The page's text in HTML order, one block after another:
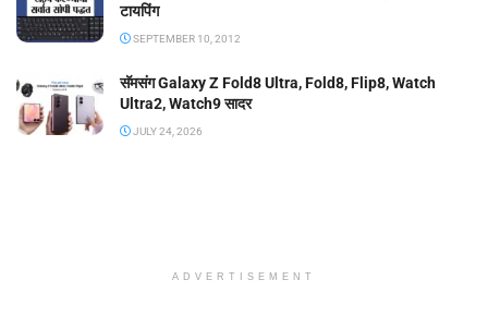
टायपिंग
SEPTEMBER 10, 2012
सॅमसंग Galaxy Z Fold8 Ultra, Fold8, Flip8, Watch
Ultra2, Watch9 सादर
JULY 24, 2026
ADVERTISEMENT